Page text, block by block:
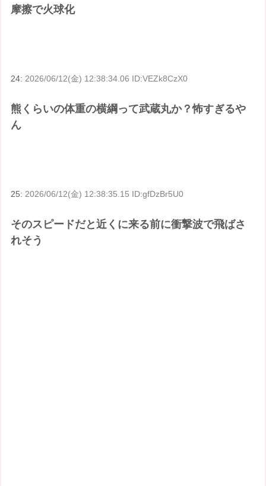
摩擦で火球化
24: 2026/06/12(金) 12:38:34.06 ID:VEZk8CzX0
熊くらいの体重の横綱って武蔵丸か？怖すぎるや
ん
25: 2026/06/12(金) 12:38:35.15 ID:gfDzBr5U0
そのスピードだと近くに来る前に衝撃波で飛ばさ
れそう